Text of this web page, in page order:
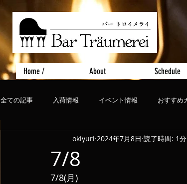
Home / About Schedule
全ての記事 入荷情報 イベント情報 おすすめ
ライブ、コンサート おすす
7/8
okiyuri 2024年7月8日 読了時間: 1分
7/8(月)